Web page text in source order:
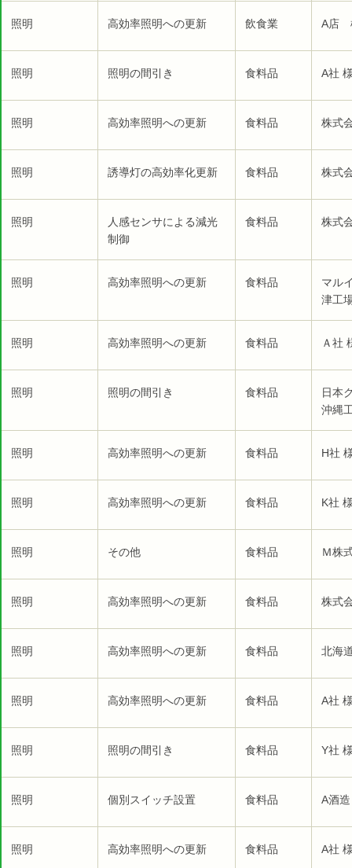
照明 高効率照明への更新 飲食業 A店
照明 照明の間引き 食料品 A社
照明 高効率照明への更新 食料品 株式
照明 誘導灯の高効率化更新 食料品 株式
照明
人感センサによる減光
制御
食料品 株式
照明 高効率照明への更新 食料品
マル
津工
照明 高効率照明への更新 食料品 Ａ社
照明 照明の間引き 食料品
日本
沖縄
照明 高効率照明への更新 食料品 H社
照明 高効率照明への更新 食料品 K社
照明 その他 食料品 Ｍ株
照明 高効率照明への更新 食料品 株式
照明 高効率照明への更新 食料品 北海
照明 高効率照明への更新 食料品 A社
照明 照明の間引き 食料品 Y社
照明 個別スイッチ設置 食料品 A酒
照明 高効率照明への更新 食料品 A社